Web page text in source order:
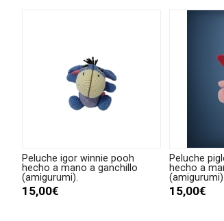
Peluche igor winnie pooh
hecho a mano a ganchillo
(amigurumi).
15,00€
Peluche
hecho a
(amigurumi).
15,00€